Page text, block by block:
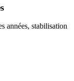
années, stabilisation